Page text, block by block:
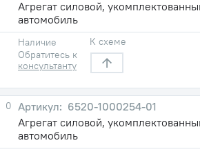
Агрегат силовой,
автомобиль
Наличие
Обратитесь к
консультанту
К схеме
0
6520-1000254-01
Агрегат силовой,
автомобиль